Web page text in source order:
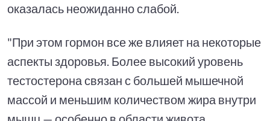
оказалась неожиданно слабой.
"При этом гормон все же влияет на некоторые
аспекты здоровья. Более высокий уровень
тестостерона связан с большей мышечной
массой и меньшим количеством жира внутри